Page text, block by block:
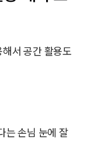
서 공간 활용도
는 손님 눈에 잘